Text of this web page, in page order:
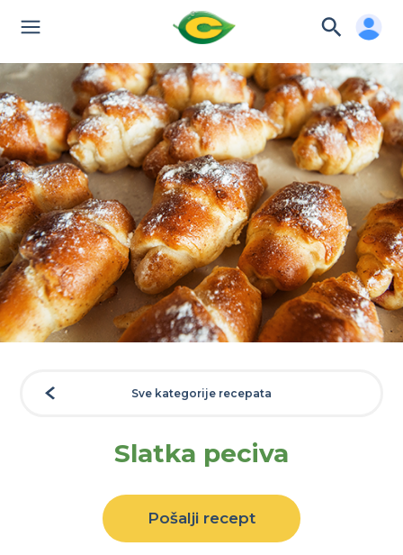
Sve kategorije recepata
Slatka peciva
Pošalji recept